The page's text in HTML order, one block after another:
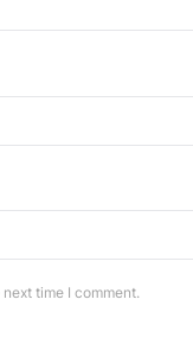
time I comment.